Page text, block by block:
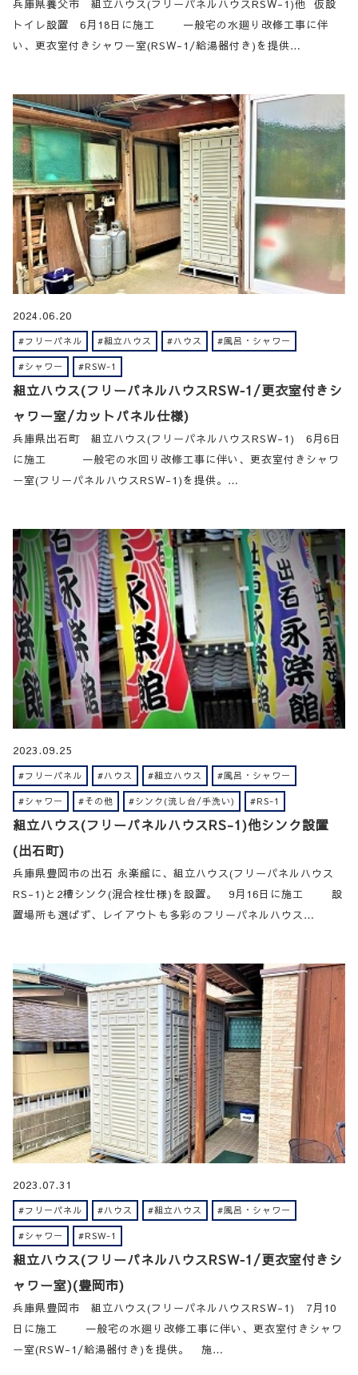
兵庫県養父市 組立ハウス(フリーパネルハウスRSW-1)他 仮設
トイレ設置 6月18日に施工 一般宅の水廻り改修工事に伴
い、更衣室付きシャワー室(RSW-1/給湯器付き)を提供…
2024.06.20
#フリーパネル #組立ハウス #ハウス #風呂・シャワー
#シャワー #RSW-1
組立ハウス(フリーパネルハウスRSW‐1/更衣室付きシ
ャワー室/カットパネル仕様)
兵庫県出石町 組立ハウス(フリーパネルハウスRSW-1) 6月6日
に施工 一般宅の水回り改修工事に伴い、更衣室付きシャワ
ー室(フリーパネルハウスRSW-1)を提供。…
2023.09.25
#フリーパネル #ハウス #組立ハウス #風呂・シャワー
#シャワー #その他 #シンク(流し台/手洗い) #RS-1
組立ハウス(フリーパネルハウスRS-1)他シンク設置
(出石町)
兵庫県豊岡市の出石 永楽館に、組立ハウス(フリーパネルハウス
RS-1)と2槽シンク(混合栓仕様)を設置。 9月16日に施工 設
置場所も選ばず、レイアウトも多彩のフリーパネルハウス…
2023.07.31
#フリーパネル #ハウス #組立ハウス #風呂・シャワー
#シャワー #RSW-1
組立ハウス(フリーパネルハウスRSW‐1/更衣室付きシ
ャワー室)(豊岡市)
兵庫県豊岡市 組立ハウス(フリーパネルハウスRSW-1) 7月10
日に施工 一般宅の水廻り改修工事に伴い、更衣室付きシャワ
ー室(RSW-1/給湯器付き)を提供。 施…